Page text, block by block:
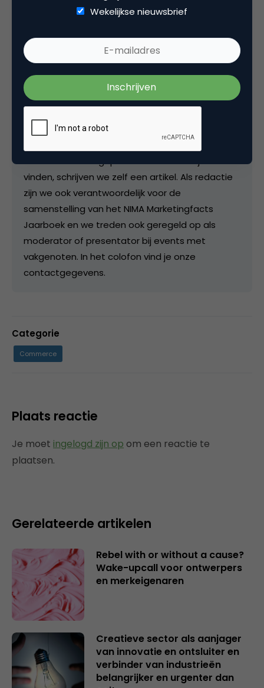
Deel dit artikel
Kopieer link
Redactie
vinden, schrijven we zelf een artikel. Als redactie
zijn we ook verantwoordelijk voor de
samenstelling van het NIMA Marketingfacts
Jaarboek en we treden ook geregeld op als
moderator of presentator bij events met
vakgenoten. In het colofon vind je onze
contactgegevens.
Categorie
Commerce
Plaats reactie
Je moet ingelogd zijn op om een reactie te
plaatsen.
Gerelateerde artikelen
Rebel with or without a cause?
Wake-upcall voor ontwerpers
en merkeigenaren
Creatieve sector als aanjager
van innovatie en ontsluiter en
verbinder van industrieën
belangrijker en urgenter dan
Wekelijkse nieuwsbrief